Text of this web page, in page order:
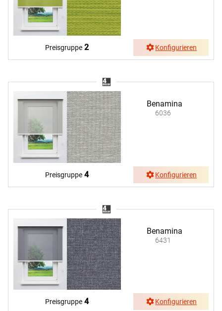
Preisgruppe 2 Konfigurieren
Benamina
6036
Preisgruppe 4 Konfigurieren
Benamina
6431
Preisgruppe 4 Konfigurieren